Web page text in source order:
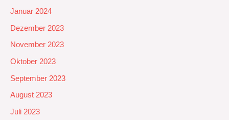
Januar 2024
Dezember 2023
November 2023
Oktober 2023
September 2023
August 2023
Juli 2023